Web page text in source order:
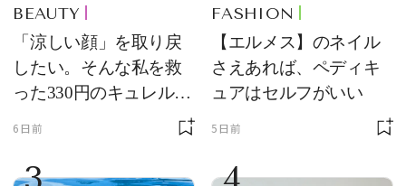
BEAUTY
「涼しい顔」を取り戻
したい。そんな私を救
った330円のキュレル名
6日前
FASHION
【エルメス】のネイル
さえあれば、ペディキ
ュアはセルフがいい
5日前